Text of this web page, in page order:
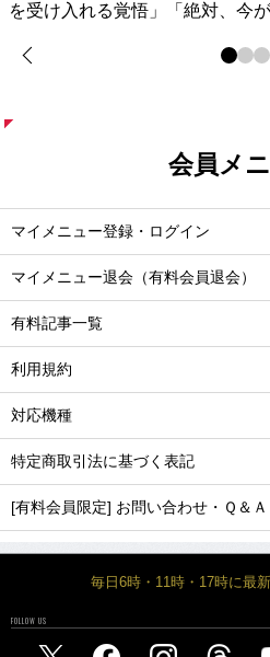
を受け入れる覚悟」「絶対、今
会員メ
マイメニュー登録・ログイン
マイメニュー退会（有料会員退会）
有料記事一覧
利用規約
対応機種
特定商取引法に基づく表記
[有料会員限定] お問い合わせ・Ｑ＆Ａ
毎日6時・11時・17時に最
FOLLOW US